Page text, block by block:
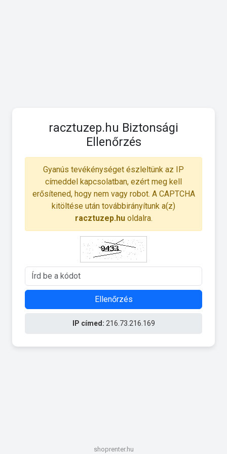
racztuzep.hu Biztonsági
Ellenőrzés
Gyanús tevékénységet észleltünk az IP
címeddel kapcsolatban, ezért meg kell
erősítened, hogy nem vagy robot. A CAPTCHA
kitöltése után továbbirányítunk a(z)
racztuzep.huoldalra.
Ellenőrzés
IP címed: 216.73.216.169
shoprenter.hu